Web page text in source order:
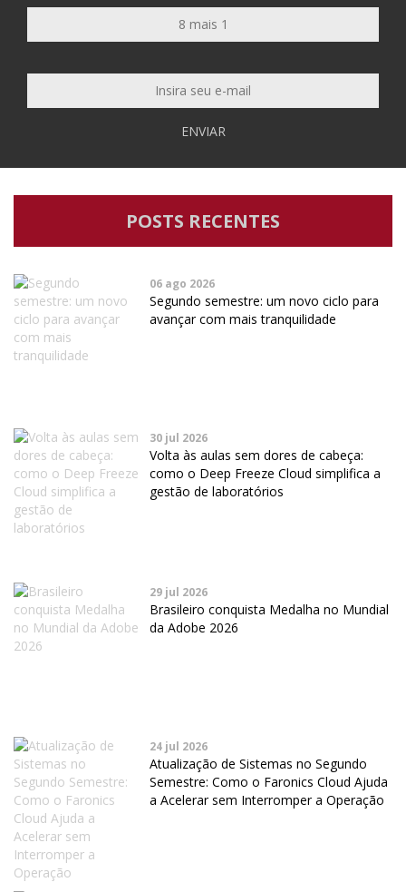
ENVIAR
POSTS RECENTES
06 ago 2026
Segundo semestre: um novo ciclo para
avançar com mais tranquilidade
30 jul 2026
Volta às aulas sem dores de cabeça:
como o Deep Freeze Cloud simplifica a
gestão de laboratórios
29 jul 2026
Brasileiro conquista Medalha no Mundial
da Adobe 2026
24 jul 2026
Atualização de Sistemas no Segundo
Semestre: Como o Faronics Cloud Ajuda
a Acelerar sem Interromper a Operação